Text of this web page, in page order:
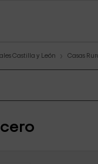
Castilla y León Casas